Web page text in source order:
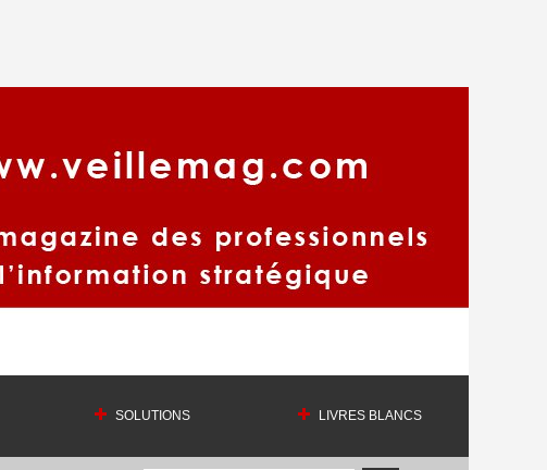
SOLUTIONS LIVRES BLANCS